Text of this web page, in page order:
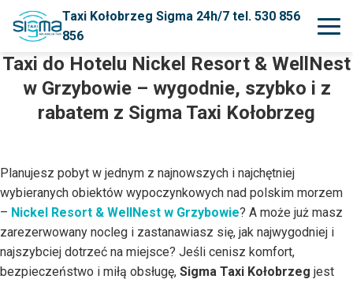
Taxi Kołobrzeg Sigma 24h/7 tel. 530 856
856
Taxi do Hotelu Nickel Resort & WellNest
w Grzybowie – wygodnie, szybko i z
rabatem z Sigma Taxi Kołobrzeg
Planujesz pobyt w jednym z najnowszych i najchętniej
wybieranych obiektów wypoczynkowych nad polskim morzem
– Nickel Resort & WellNest w Grzybowie? A może już masz
zarezerwowany nocleg i zastanawiasz się, jak najwygodniej i
najszybciej dotrzeć na miejsce? Jeśli cenisz komfort,
bezpieczeństwo i miłą obsługę, Sigma Taxi Kołobrzeg jest